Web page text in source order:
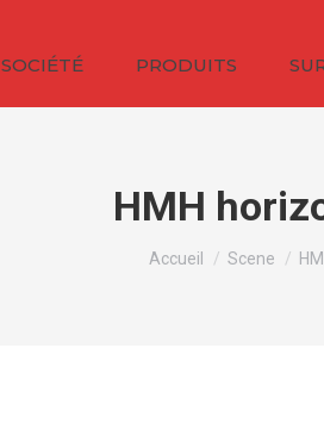
SOCIÉTÉ PRODUITS
HMH
Vous êtes ici :
Accueil Scene